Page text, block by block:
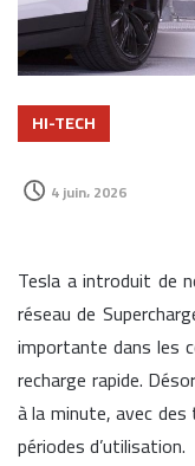
HI-TECH
4 juin، 2026
Tesla a introduit de
réseau de
importante dans les
recharge rapide.
à la minute, avec
périodes d’utilisation.